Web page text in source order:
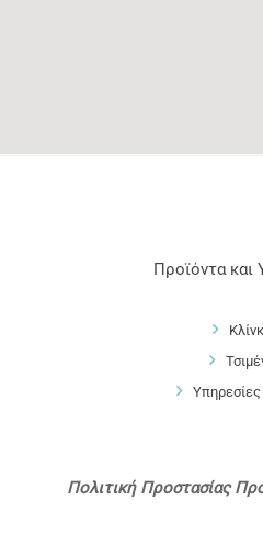
Προϊόντα και
Πολιτική Προστασίας